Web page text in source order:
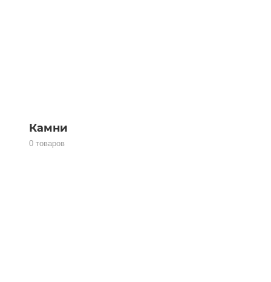
Камни
0 товаров